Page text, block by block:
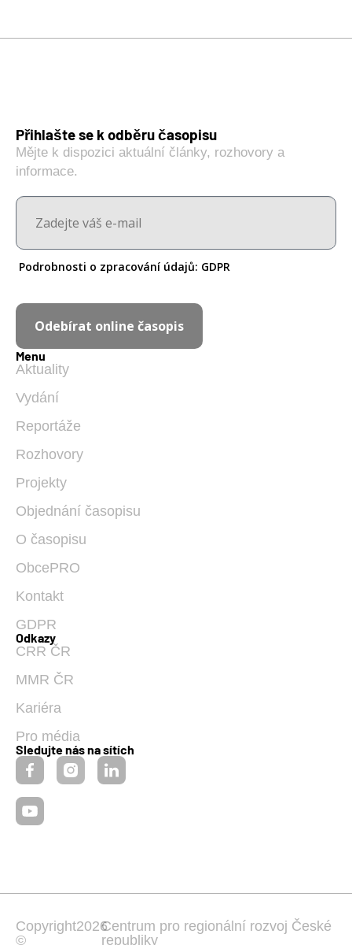
Přihlašte se k odběru časopisu
Mějte k dispozici aktuální články, rozhovory a
informace.
Podrobnosti o zpracování údajů: GDPR
Odebírat online časopis
Menu
Aktuality
Vydání
Reportáže
Rozhovory
Projekty
Objednání časopisu
O časopisu
ObcePRO
Kontakt
GDPR
Odkazy
CRR ČR
MMR ČR
Kariéra
Pro média
Sledujte nás na sítích
Copyright
©
2026Centrum pro regionální rozvoj České
republiky